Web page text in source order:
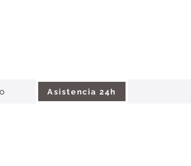
Asistencia 24h